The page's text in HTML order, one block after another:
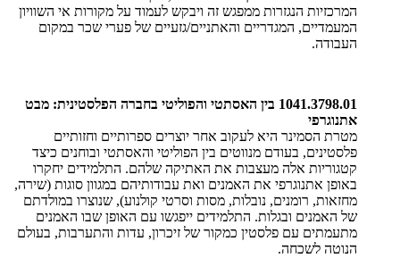
המרכזיות הנגזרות ממפגש זה ויבקש לעמוד על מקורות אי השוויון
המעמדיים, המגדריים והאתניים/גזעיים של פערי שכר במקום
העבודה.
1041.3798.01 בין האסתטי והפוליטי בחברה הפלסטינית: מבט
אתנוגרפי
מטרת הסמינר היא לעקוב אחר יוצרים ספרותיים וחזותיים
פלסטינים, בעודם מנווטים בין הפוליטי והאסתטי ובוחנים כיצד
קטגוריות אלה מעצבות את האתיקה שלהם. התלמידים יחקרו
באופן אתנוגרפי את האמנים ואת עבודותיהם במגוון סוגות (שירה,
מחזאות, רומנים, נובלות, מסות וסרטי קולנוע), שנוצרו במולדתם
של האמנים ובגלות. התלמידים ייפגשו עם האופן שבו האמנים
מתעמתים עם פלסטין כמקור של זיכרון, עדות והתערבות, בעולם
הנוטה לשכחה.